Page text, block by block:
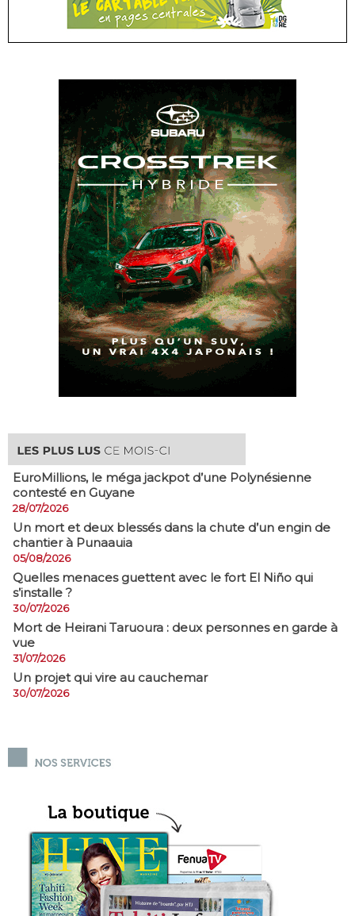
EuroMillions, ​le méga jackpot d’une Polynésienne
contesté en Guyane
28/07/2026
​Un mort et deux blessés dans la chute d’un engin de
chantier à Punaauia
05/08/2026
Quelles menaces guettent avec le fort El Niño qui
s’installe ?
30/07/2026
Mort de Heirani Taruoura : deux personnes en garde à
vue
31/07/2026
Un projet qui vire au cauchemar
30/07/2026